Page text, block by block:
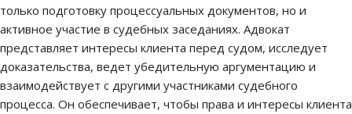
только подготовку процессуальных документов, но и
активное участие в судебных заседаниях. Адвокат
представляет интересы клиента перед судом, исследует
доказательства, ведет убедительную аргументацию и
взаимодействует с другими участниками судебного
процесса. Он обеспечивает, чтобы права и интересы клиента